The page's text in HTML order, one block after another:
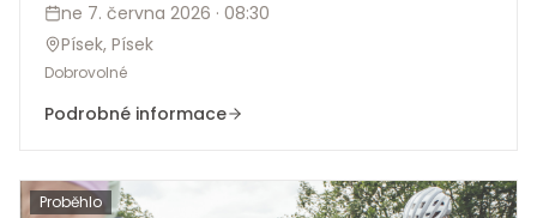
ne 7. června 2026 · 08:30
Písek, Písek
Dobrovolné
Podrobné informace
Proběhlo